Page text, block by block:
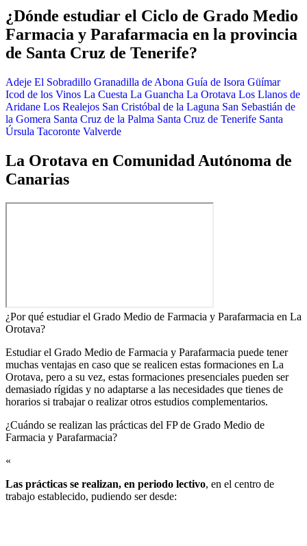
¿Dónde estudiar el Ciclo de Grado Medio
Farmacia y Parafarmacia en la provincia
de Santa Cruz de Tenerife?
Adeje El Sobradillo Granadilla de Abona Guía de Isora Güímar
Icod de los Vinos La Cuesta La Guancha La Orotava Los Llanos de
Aridane Los Realejos San Cristóbal de la Laguna San Sebastián de
la Gomera Santa Cruz de la Palma Santa Cruz de Tenerife Santa
Úrsula Tacoronte Valverde
La Orotava en Comunidad Autónoma de
Canarias
¿Por qué estudiar el Grado Medio de Farmacia y Parafarmacia en La
Orotava?
Estudiar el Grado Medio de Farmacia y Parafarmacia puede tener
muchas ventajas en caso que se realicen estas formaciones en La
Orotava, pero a su vez, estas formaciones presenciales pueden ser
demasiado rígidas y no adaptarse a las necesidades que tienes de
horarios si trabajar o realizar otros estudios complementarios.
¿Cuándo se realizan las prácticas del FP de Grado Medio de
Farmacia y Parafarmacia?​
«
Las prácticas se realizan, en periodo lectivo, en el centro de
trabajo establecido, pudiendo ser desde: